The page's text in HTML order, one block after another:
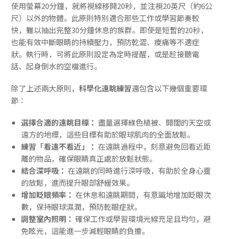
使用螢幕20分鐘，就將視線移開20秒，並注視20英尺（約6公
尺）以外的物體。此原則特別適合那些工作或學習節奏較
快，難以抽出完整30分鐘休息的族群。即使是短暫的20秒，
也能有效中斷眼睛的持續壓力，預防乾澀、痠痛等不適症
狀。執行時，可將此原則設定為定時提醒，或是趁接聽電
話、起身倒水的空檔進行。
除了上述兩大原則，科學化遠眺練習還包含以下幾個重要環
節：
選擇合適的遠眺目標： 盡量選擇綠色植被、開闊的天空或
遠方的地標，這些目標有助於眼球肌肉的全面放鬆。
練習「看遠不看近」： 在遠眺過程中，刻意避免回看近距
離的物品，確保眼睛真正處於放鬆狀態。
結合深呼吸： 在遠眺的同時進行深呼吸，有助於全身心靈
的放鬆，進而提升眼部舒緩效果。
增加眨眼頻率： 在休息和遠眺期間，有意識地增加眨眼次
數，保持眼球濕潤，預防乾眼症狀。
調整室內照明： 確保工作或學習環境光線充足且均勻，避
免眩光，這能進一步減輕眼睛的負擔。